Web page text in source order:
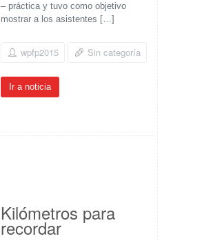
– práctica y tuvo como objetivo
mostrar a los asistentes […]
wpfp2015 Sin categoría
Ir a noticia
Kilómetros para
recordar